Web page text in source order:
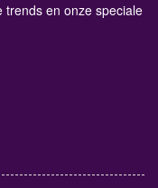
trends en onze speciale